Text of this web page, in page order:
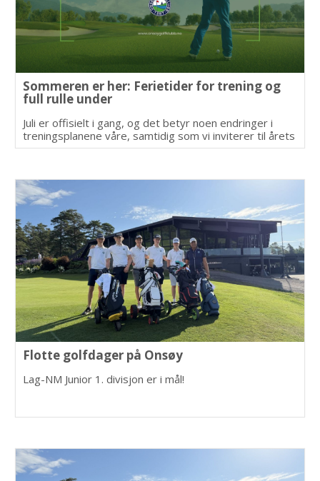
Sommeren er her: Ferietider for trening og
full rulle under
Juli er offisielt i gang, og det betyr noen endringer i
treningsplanene våre, samtidig som vi inviterer til årets
morsomste golfuke. Her er alt du trenger å vite om
Flotte golfdager på Onsøy
Lag-NM Junior 1. divisjon er i mål!